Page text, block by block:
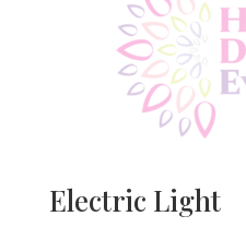
Electric Light